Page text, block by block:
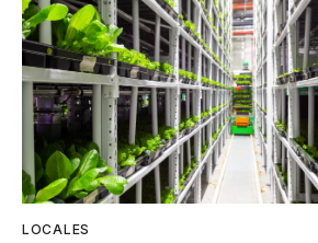
LOCALES